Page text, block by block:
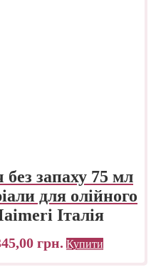
без запаху 75 мл
для олійного
Італія
грн. Купити